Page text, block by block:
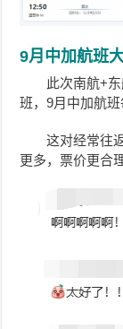
9月中加航班
此次南航+
班，9月中加航班
这对经常往
更多，票价更合